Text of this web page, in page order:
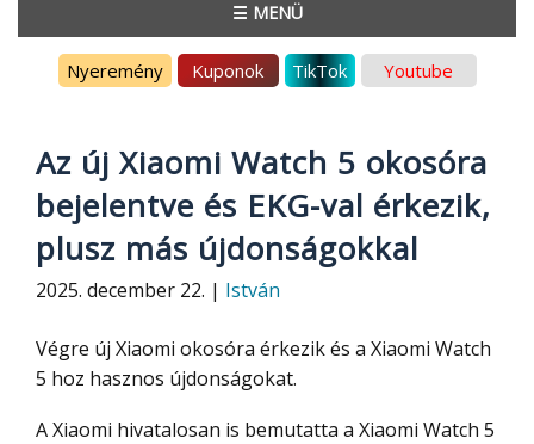
☰ MENÜ
Nyeremény Kuponok TikTok Youtube
Az új Xiaomi Watch 5 okosóra
bejelentve és EKG-val érkezik,
plusz más újdonságokkal
2025. december 22. | István
Végre új Xiaomi okosóra érkezik és a Xiaomi Watch
5 hoz hasznos újdonságokat.
A Xiaomi hivatalosan is bemutatta a Xiaomi Watch 5